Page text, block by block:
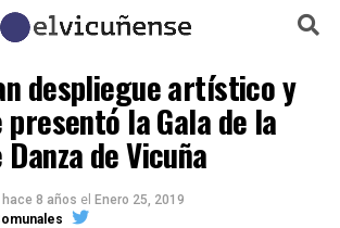
despliegue artístico y
la Gala de la
de Vicuña
hace 8 años el Enero 25, 2019